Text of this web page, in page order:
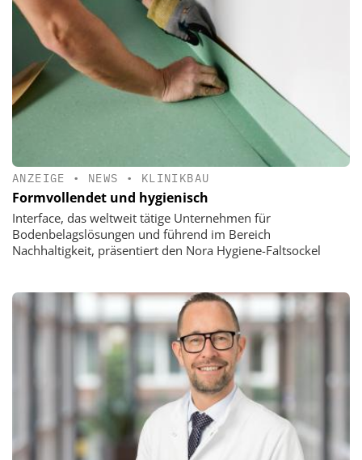
ANZEIGE • NEWS • KLINIKBAU
Formvollendet und hygienisch
Interface, das weltweit tätige Unternehmen für
Bodenbelagslösungen und führend im Bereich
Nachhaltigkeit, präsentiert den Nora Hygiene-Faltsockel